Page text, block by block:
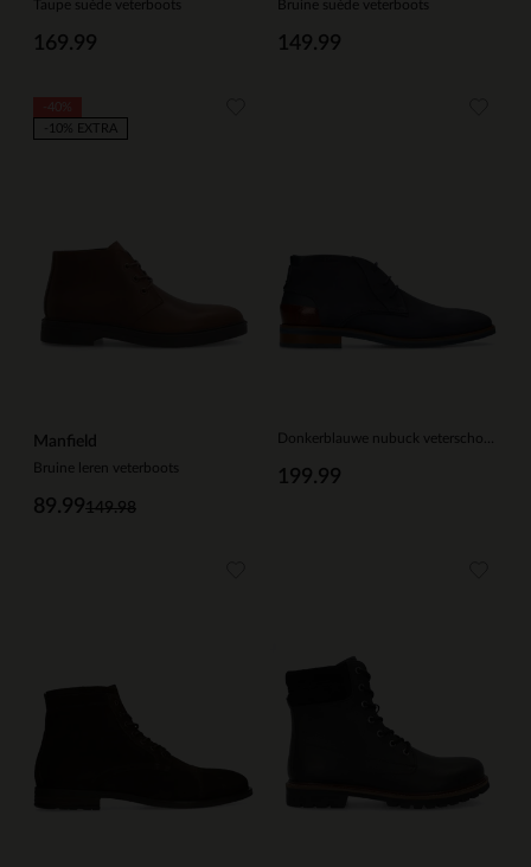
Taupe suède veterboots
169.99
Bruine suède veterboots
149.99
Manfield
Bruine leren veterboots
149.98
89.99
-10% EXTRA
199.99